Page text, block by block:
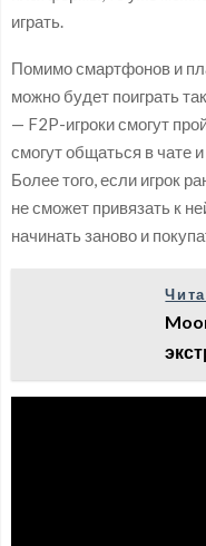
играть.
Помимо смартфонов и
можно будет поиграть
— F2P-игроки смогут
смогут общаться в чате
Более того, если игрок
не сможет привязать к
начинать заново и